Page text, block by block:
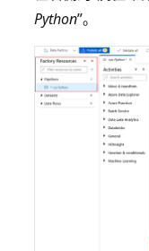
Python”。